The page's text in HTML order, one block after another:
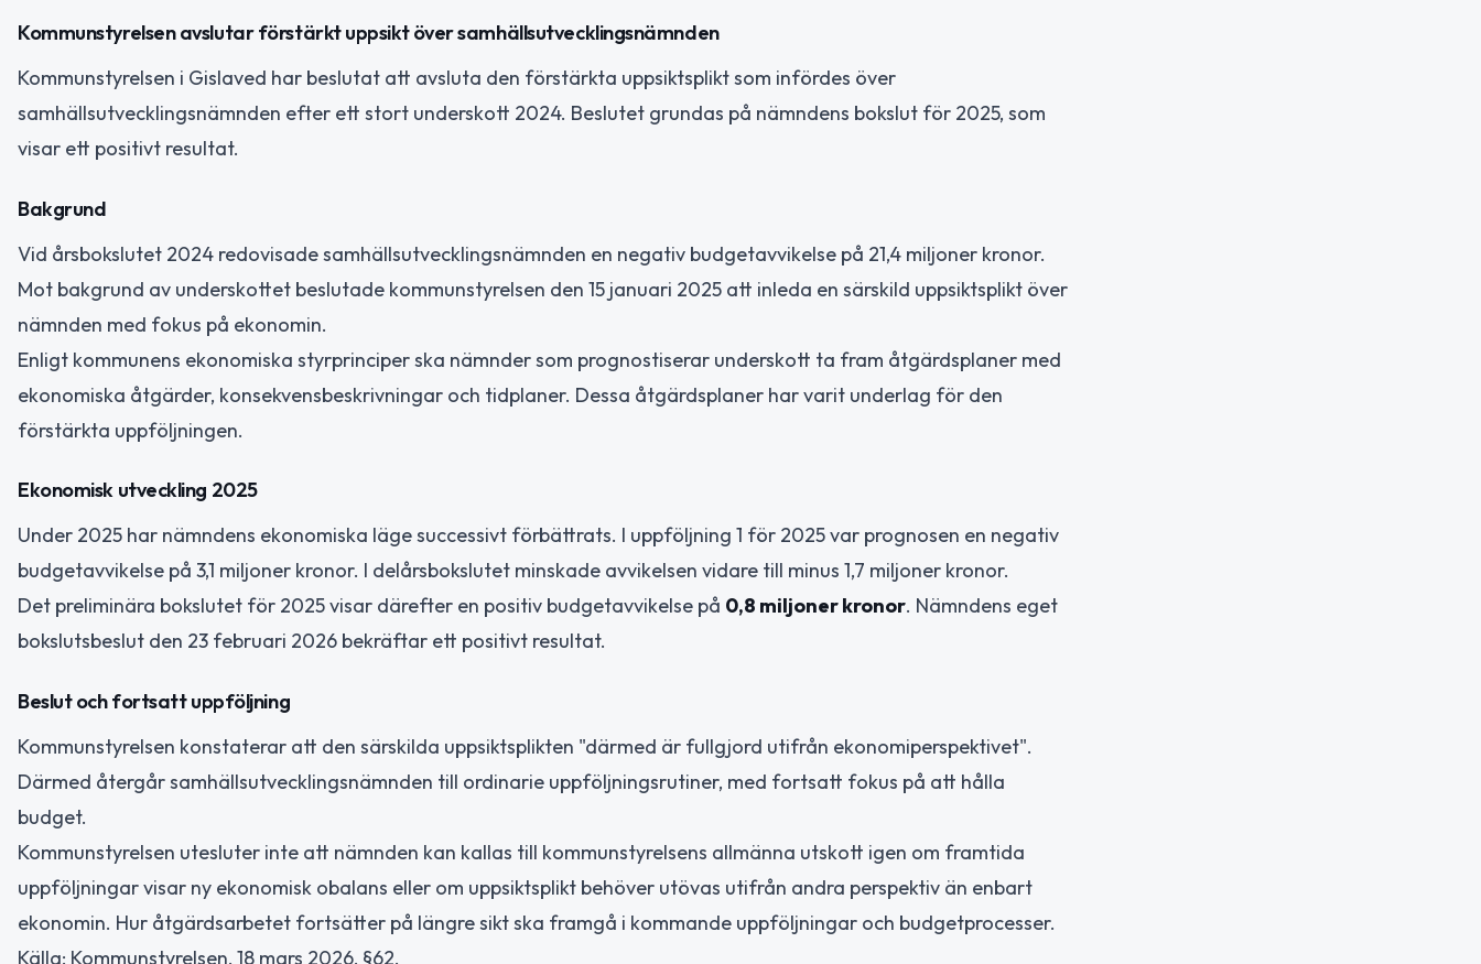
Kommunstyrelsen avslutar förstärkt uppsikt över samhällsutvecklingsnämnden
Kommunstyrelsen i Gislaved har beslutat att avsluta den förstärkta uppsiktsplikt som infördes över
samhällsutvecklingsnämnden efter ett stort underskott 2024. Beslutet grundas på nämndens bokslut för 2025, som
visar ett positivt resultat.
Bakgrund
Vid årsbokslutet 2024 redovisade samhällsutvecklingsnämnden en negativ budgetavvikelse på 21,4 miljoner kronor.
Mot bakgrund av underskottet beslutade kommunstyrelsen den 15 januari 2025 att inleda en särskild uppsiktsplikt över
nämnden med fokus på ekonomin.
Enligt kommunens ekonomiska styrprinciper ska nämnder som prognostiserar underskott ta fram åtgärdsplaner med
ekonomiska åtgärder, konsekvensbeskrivningar och tidplaner. Dessa åtgärdsplaner har varit underlag för den
förstärkta uppföljningen.
Ekonomisk utveckling 2025
Under 2025 har nämndens ekonomiska läge successivt förbättrats. I uppföljning 1 för 2025 var prognosen en negativ
budgetavvikelse på 3,1 miljoner kronor. I delårsbokslutet minskade avvikelsen vidare till minus 1,7 miljoner kronor.
Det preliminära bokslutet för 2025 visar därefter en positiv budgetavvikelse på 0,8 miljoner kronor. Nämndens eget
bokslutsbeslut den 23 februari 2026 bekräftar ett positivt resultat.
Beslut och fortsatt uppföljning
Kommunstyrelsen konstaterar att den särskilda uppsiktsplikten "därmed är fullgjord utifrån ekonomiperspektivet".
Därmed återgår samhällsutvecklingsnämnden till ordinarie uppföljningsrutiner, med fortsatt fokus på att hålla
budget.
Kommunstyrelsen utesluter inte att nämnden kan kallas till kommunstyrelsens allmänna utskott igen om framtida
uppföljningar visar ny ekonomisk obalans eller om uppsiktsplikt behöver utövas utifrån andra perspektiv än enbart
ekonomin. Hur åtgärdsarbetet fortsätter på längre sikt ska framgå i kommande uppföljningar och budgetprocesser.
Källa: Kommunstyrelsen, 18 mars 2026, §62.